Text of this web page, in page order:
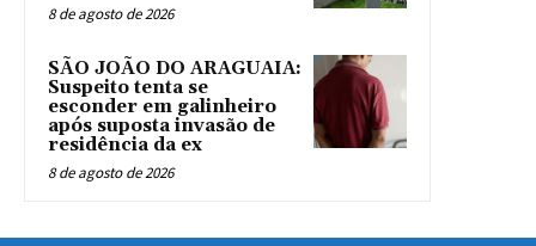
8 de agosto de 2026
SÃO JOÃO DO ARAGUAIA:
Suspeito tenta se
esconder em galinheiro
após suposta invasão de
residência da ex
8 de agosto de 2026